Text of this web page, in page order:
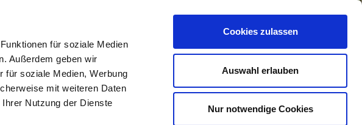
für soziale Medien
Außerdem geben wir
für soziale Medien, Werbung
mit weiteren Daten
Nutzung der Dienste
Cookies zulassen
Auswahl erlauben
Nur notwendige Cookies